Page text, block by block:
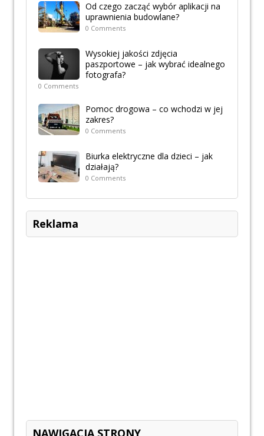
Od czego zacząć wybór aplikacji na
uprawnienia budowlane?
0 Comments
Wysokiej jakości zdjęcia
paszportowe – jak wybrać idealnego
fotografa?
0 Comments
Pomoc drogowa – co wchodzi w jej
zakres?
0 Comments
Biurka elektryczne dla dzieci – jak
działają?
0 Comments
Reklama
NAWIGACJA STRONY